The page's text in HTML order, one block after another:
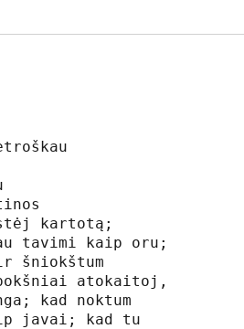
kartotą;
tavimi kaip oru;
šniokštum
atokaitoj,
kad noktum
javai; kad tu